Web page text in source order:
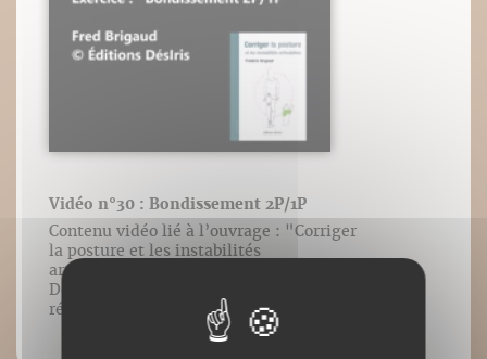
Vidéo n°30 : Bondissement 2P/1P
Contenu vidéo lié à l’ouvrage : "Corriger
la posture et les instabilités
articulaires", Frédéric Brigaud, Éditions
DésIris, mars 2019. Tous droits
réservés.